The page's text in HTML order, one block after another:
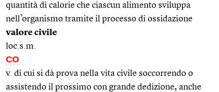
quantità di calorie che ciascun alimento sviluppa
nell’organismo tramite il processo di ossidazione
valore civile
loc.s.m.
CO
v. di cui si dà prova nella vita civile soccorrendo o
assistendo il prossimo con grande dedizione, anche